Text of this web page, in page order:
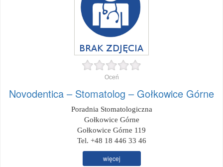
Oceń
Novodentica – Stomatolog – Gołkowice Górne
Poradnia Stomatologiczna
Gołkowice Górne
Gołkowice Górne 119
Tel. +48 18 446 33 46
więcej